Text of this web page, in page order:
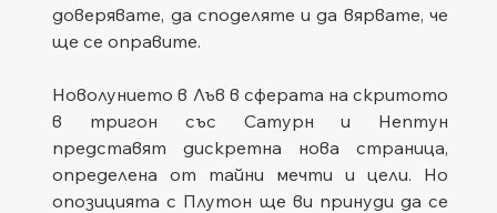
доверявате, да споделяте и да вярвате, че
ще се оправите.
Новолунието в Лъв в сферата на скритото
в тригон със Сатурн и Нептун
представят дискретна нова страница,
определена от тайни мечти и цели. Но
опозицията с Плутон ще ви принуди да се